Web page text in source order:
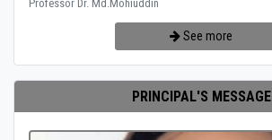
Professor Dr. Md.Mohiuddin
See more
PRINCIPAL'S MESSAGE